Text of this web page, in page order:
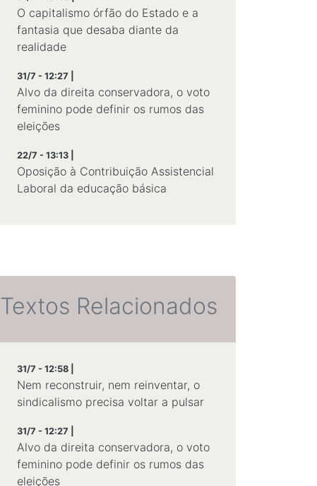
O capitalismo órfão do Estado e a
fantasia que desaba diante da
realidade
31/7 - 12:27 |
Alvo da direita conservadora, o voto
feminino pode definir os rumos das
eleições
22/7 - 13:13 |
Oposição à Contribuição Assistencial
Laboral da educação básica
Textos Relacionados
31/7 - 12:58 |
Nem reconstruir, nem reinventar, o
sindicalismo precisa voltar a pulsar
31/7 - 12:27 |
Alvo da direita conservadora, o voto
feminino pode definir os rumos das
eleições